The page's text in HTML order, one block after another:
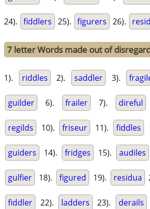
24). fiddlers 25). figurers 26).
7 letter Words made out of
1). riddles 2). saddler 3).
guilder 6). frailer 7). direful
regilds 10). friseur 11). fiddles
guiders 14). fridges 15). audiles
gulfier 18). figured 19). residua
fiddler 22). ladders 23). derails